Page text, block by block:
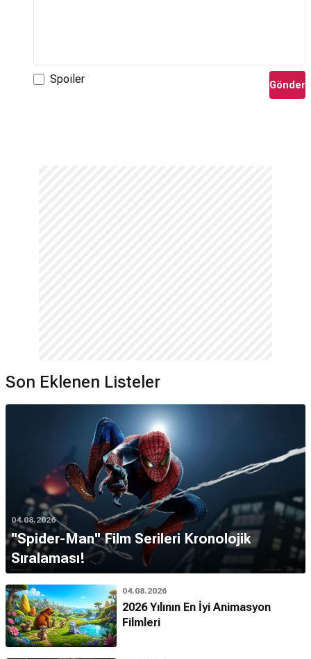
Spoiler Gönder
Son Eklenen Listeler
04.08.2026
''Spider-Man'' Film Serileri Kronolojik
Sıralaması!
04.08.2026
2026 Yılının En İyi Animasyon
Filmleri